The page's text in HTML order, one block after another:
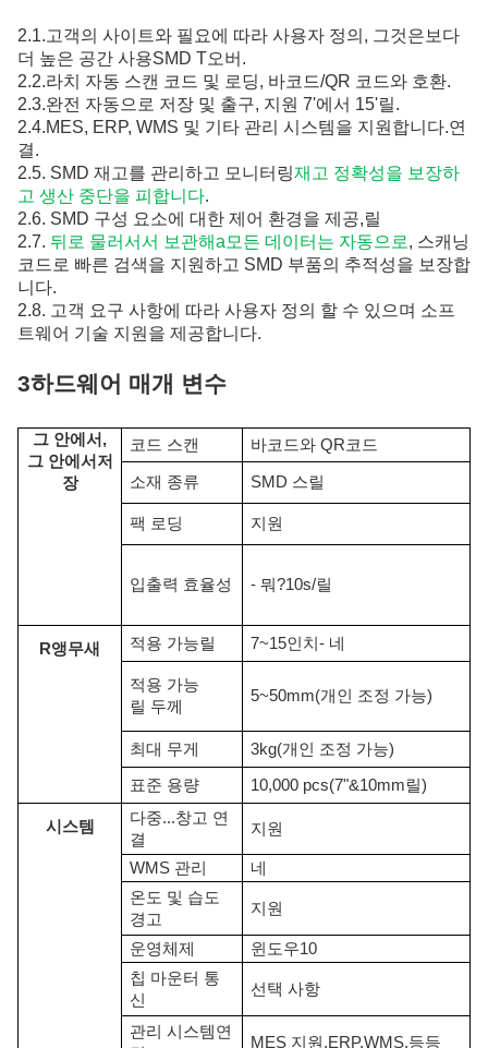
2.1.고객의 사이트와 필요에 따라 사용자 정의, 그것은보다
더 높은 공간 사용SMD T오버.
2.2.라치 자동 스캔 코드 및 로딩, 바코드/QR 코드와 호환.
2.3.완전 자동으로 저장 및 출구, 지원 7'에서 15'릴.
2.4.MES, ERP, WMS 및 기타 관리 시스템을 지원합니다.연
결.
2.5. SMD 재고를 관리하고 모니터링재고 정확성을 보장하
고 생산 중단을 피합니다.
2.6. SMD 구성 요소에 대한 제어 환경을 제공,릴
2.7. 뒤로 물러서서 보관해a 모든 데이터는 자동으로, 스캐닝
코드로 빠른 검색을 지원하고 SMD 부품의 추적성을 보장합
니다.
2.8. 고객 요구 사항에 따라 사용자 정의 할 수 있으며 소프
트웨어 기술 지원을 제공합니다.
3하드웨어 매개 변수
그 안에서,
그 안에서 저
장
코드 스캔 바코드와 QR코드
소재 종류 SMD 스릴
팩 로딩 지원
입출력 효율성 - 뭐?10s/릴
R앵무새 적용 가능릴 7~15인치- 네
적용 가능
릴 두께
5~50mm(개인 조정 가능)
최대 무게 3kg(개인 조정 가능)
표준 용량 10,000 pcs(7"&10mm릴)
시스템 다중...창고 연
결
지원
WMS 관리
네
온도 및 습도
경고
지원
운영체제 윈도우10
칩 마운터 통
신
선택 사항
관리 시스템연
MES 지원 ,ERP,WMS,등등